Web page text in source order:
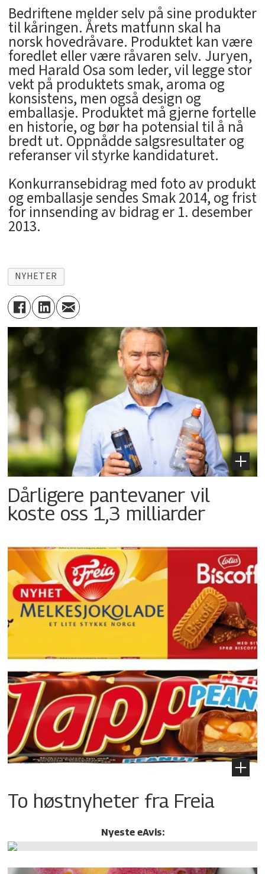
Bedriftene melder selv på sine produkter
til kåringen. Årets matfunn skal ha
norsk hovedråvare. Produktet kan være
foredlet eller være råvaren selv. Juryen,
med Harald Osa som leder, vil legge stor
vekt på produktets smak, aroma og
konsistens, men også design og
emballasje. Produktet må gjerne fortelle
en historie, og bør ha potensial til å nå
bredt ut. Oppnådde salgsresultater og
referanser vil styrke kandidaturet.
Konkurransebidrag med foto av produkt
og emballasje sendes Smak 2014, og frist
for innsending av bidrag er 1. desember
2013.
NYHETER
Dårligere pantevaner vil
koste oss 1,3 milliarder
To høstnyheter fra Freia
Nyeste eAvis: